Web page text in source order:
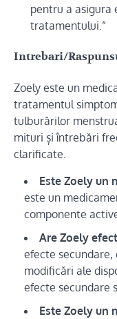
pentru a asigura
tratamentului.”
Intrebari/
Zoely este un
tratamentul
tulburărilor
mituri și întrebări
clarificate.
Este Zoely un
este un
componente
Are Zoely
efecte secundare,
modificări ale
efecte secundare
Este Zoely un